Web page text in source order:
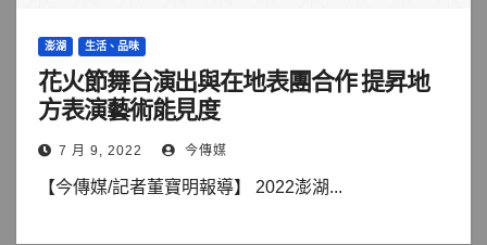
澎湖 生活、品味
花火節舞台演出與在地表團合作 提昇地
方表演藝術能見度
7 月 9, 2022 今傳媒
【今傳媒/記者董寶明報導】 2022澎湖...